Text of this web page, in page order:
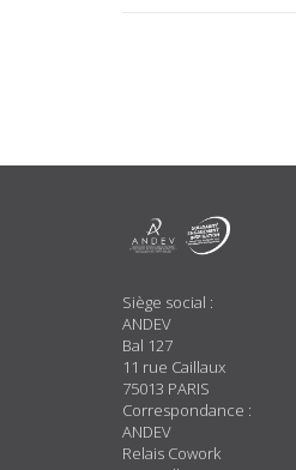
Propos
Siège social :
ANDEV
Bal 127
11 rue Caillaux
75013 PARIS
Correspondance :
ANDEV
Relais Cowork